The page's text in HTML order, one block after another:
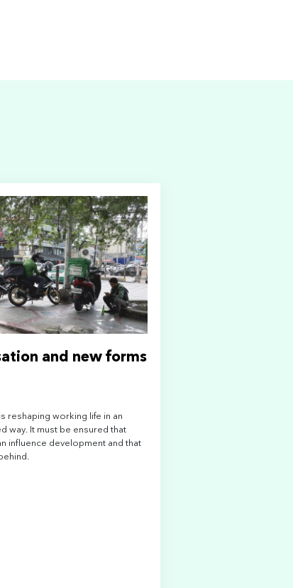
and new forms
reshaping working life in an
way. It must be ensured that
influence development and that